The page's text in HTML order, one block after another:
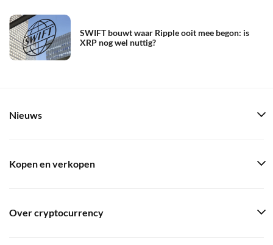
SWIFT bouwt waar Ripple ooit mee begon: is
XRP nog wel nuttig?
Nieuws
Kopen en verkopen
Over cryptocurrency